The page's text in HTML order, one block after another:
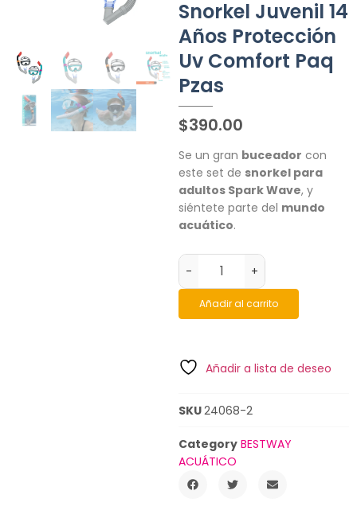
Snorkel Juvenil 14
Años Protección
Uv Comfort Paq
Pzas
$390.00
Se un gran buceador con
este set de snorkel para
adultos Spark Wave, y
siéntete parte del mundo
acuático.
- +
Añadir al carrito
Añadir a lista de deseo
SKU24068-2
Category BESTWAY
ACUÁTICO